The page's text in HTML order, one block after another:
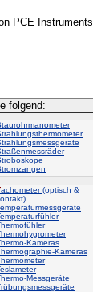
PCE Instruments
folgend:
achometer(optisch &
Kameras
Kameras
Messgeräte